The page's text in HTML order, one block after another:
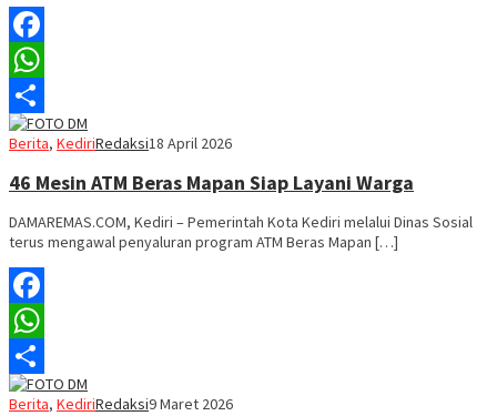
Facebook
WhatsApp
Share
Berita, KediriRedaksi18 April 2026
46 Mesin ATM Beras Mapan Siap Layani Warga
DAMAREMAS.COM, Kediri – Pemerintah Kota Kediri melalui Dinas Sosial
terus mengawal penyaluran program ATM Beras Mapan […]
Facebook
WhatsApp
Share
Berita, KediriRedaksi9 Maret 2026